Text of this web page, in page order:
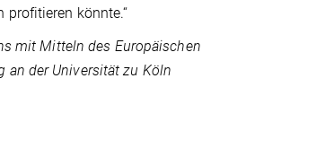
könnte.“
mit Mitteln des Europäischen
an der Universität zu Köln